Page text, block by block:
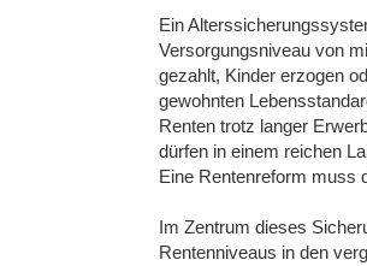
Ein
Versorgungsniveau von
gezahlt, Kinder erzogen
gewohnten
Renten trotz langer
dürfen in einem reichen
Eine Rentenreform muss
Im Zentrum dieses
Rentenniveaus in den